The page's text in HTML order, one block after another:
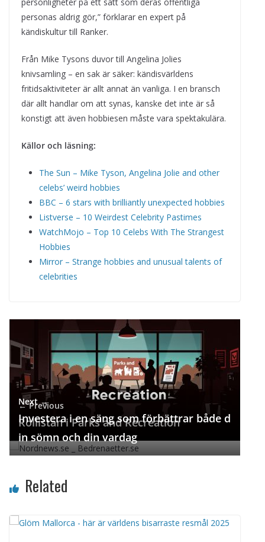
personligheter på ett sätt som deras offentliga
personas aldrig gör,” förklarar en expert på
kändiskultur till Ranker.
Från Mike Tysons duvor till Angelina Jolies
knivsamling – en sak är säker: kändisvärldens
fritidsaktiviteter är allt annat än vanliga. I en bransch
där allt handlar om att synas, kanske det inte är så
konstigt att även hobbiesen måste vara spektakulära.
Källor och läsning:
The Sun – Mike Tyson, Angelina Jolie and other
celebs’ weird hobbies
BBC – 6 stars with brilliantly unexpected hobbies
Listverse – 10 Weirdest Celebrity Pastimes
WatchMojo – Top 10 Celebs With The Strangest
Hobbies
Mirror – Strange hobbies and unusual talents of
celebrities
← Previous
Rollistan i Parks and Recreation
Next →
Investera i en säng som förbättrar både d
in sömn och din vardag
Related